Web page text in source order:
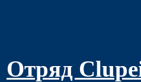
Отряд